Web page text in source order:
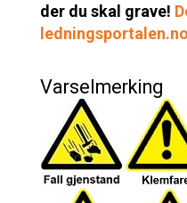
der du skal grave!
ledningsportalen.no
Varselmerking